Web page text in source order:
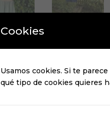
Cookies
Usamos cookies. Si te
qué tipo de cookies quieres